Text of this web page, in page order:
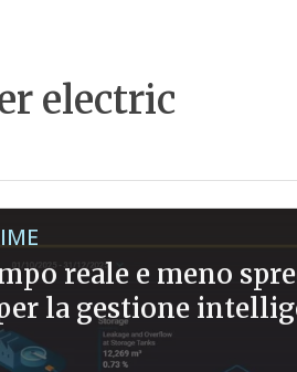
electric
reale e meno
la gestione